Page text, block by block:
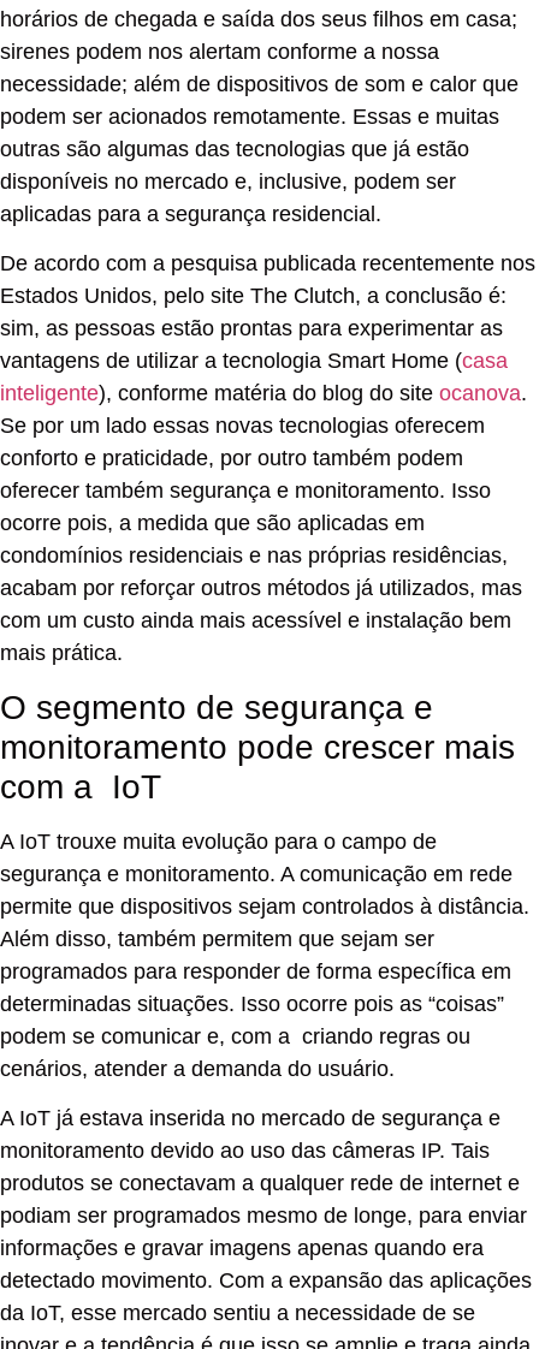
horários de chegada e saída dos seus filhos em casa;
sirenes podem nos alertam conforme a nossa
necessidade; além de dispositivos de som e calor que
podem ser acionados remotamente. Essas e muitas
outras são algumas das tecnologias que já estão
disponíveis no mercado e, inclusive, podem ser
aplicadas para a segurança residencial.
De acordo com a pesquisa publicada recentemente nos
Estados Unidos, pelo site The Clutch, a conclusão é:
sim, as pessoas estão prontas para experimentar as
vantagens de utilizar a tecnologia Smart Home (casa
inteligente), conforme matéria do blog do site ocanova.
Se por um lado essas novas tecnologias oferecem
conforto e praticidade, por outro também podem
oferecer também segurança e monitoramento. Isso
ocorre pois, a medida que são aplicadas em
condomínios residenciais e nas próprias residências,
acabam por reforçar outros métodos já utilizados, mas
com um custo ainda mais acessível e instalação bem
mais prática.
O segmento de segurança e
monitoramento pode crescer mais
com a IoT
A IoT trouxe muita evolução para o campo de
segurança e monitoramento. A comunicação em rede
permite que dispositivos sejam controlados à distância.
Além disso, também permitem que sejam ser
programados para responder de forma específica em
determinadas situações. Isso ocorre pois as “coisas”
podem se comunicar e, com a criando regras ou
cenários, atender a demanda do usuário.
A IoT já estava inserida no mercado de segurança e
monitoramento devido ao uso das câmeras IP. Tais
produtos se conectavam a qualquer rede de internet e
podiam ser programados mesmo de longe, para enviar
informações e gravar imagens apenas quando era
detectado movimento. Com a expansão das aplicações
da IoT, esse mercado sentiu a necessidade de se